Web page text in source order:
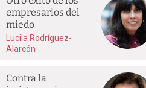
empresarios del
miedo
Lucila Rodríguez-
Alarcón
Contra la